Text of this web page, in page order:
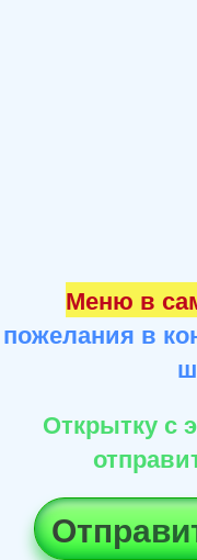
Меню в
пожелания в
Открытку с